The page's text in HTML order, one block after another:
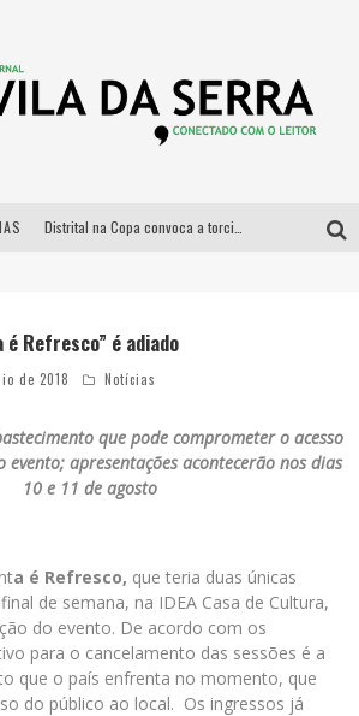
Refresco” é adiado
de 2018 Notícias
que pode comprometer o acesso
apresentações acontecerão nos dias
10 e 11 de agosto
a é Refresco, que teria duas únicas
de semana, na IDEA Casa de Cultura,
do evento. De acordo com os
para o cancelamento das sessões é a
que o país enfrenta no momento, que
do público ao local. Os ingressos já